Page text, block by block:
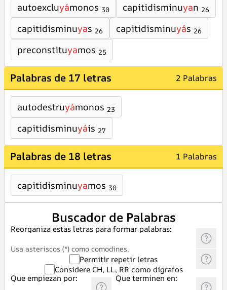
autoexcluyámonos 30 capitidisminuyan 26
capitidisminuyas 26 capitidisminuyás 26
preconstituyamos 25
Palabras de 17 letras 2 Palabras
autodestruyámonos 23
capitidisminuyáis 27
Palabras de 18 letras 1 Palabras
capitidisminuyamos 30
Buscador de Palabras
Reorganiza estas letras para formar palabras:
Usa asteriscos (*) como comodines.
Permitir repetir letras
Considere CH, LL, RR como dígrafos
Que empiezan por:
Que terminen en: